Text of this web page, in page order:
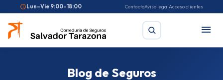
Lun–Vie 9:00–18:00 ContactoAviso legalAcceso clientes
Blog de Seguros